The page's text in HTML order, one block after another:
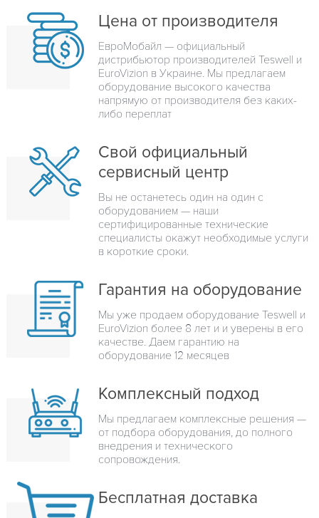
Цена от производителя
ЕвроМобайл — официальный
дистрибьютор производителей Teswell и
EuroVizion в Украине. Мы предлагаем
оборудование высокого качества
напрямую от производителя без каких-
либо переплат
Свой официальный
сервисный центр
Вы не останетесь один на один с
оборудованием — наши
сертифицированные технические
специалисты окажут необходимые услуги
в короткие сроки.
Гарантия на оборудование
Мы уже продаем оборудование Teswell и
EuroVizion более 8 лет и и уверены в его
качестве. Даем гарантию на
оборудование 12 месяцев
Комплексный подход
Мы предлагаем комплексные решения —
от подбора оборудования, до полного
внедрения и технического
сопровождения.
Бесплатная доставка